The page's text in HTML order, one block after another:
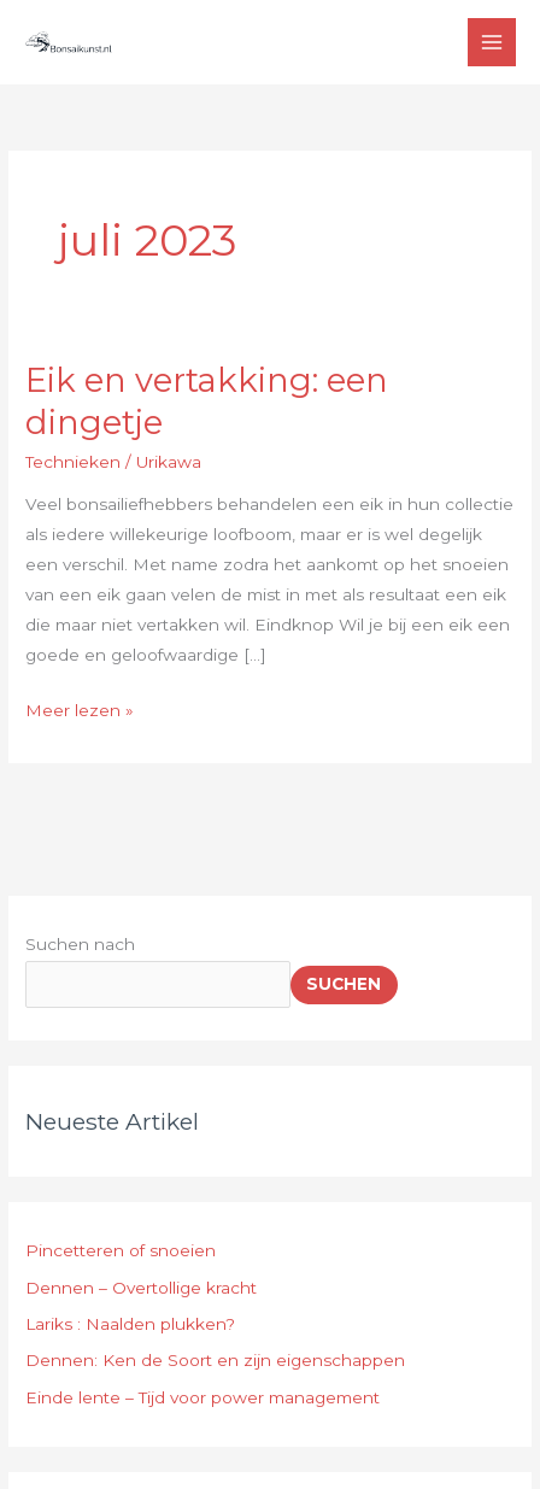
naar
juli 2023
Eik en vertakking: een
dingetje
Technieken / Urikawa
Veel bonsailiefhebbers behandelen een eik in hun collectie
als iedere willekeurige loofboom, maar er is wel degelijk
een verschil. Met name zodra het aankomt op het snoeien
van een eik gaan velen de mist in met als resultaat een eik
die maar niet vertakken wil. Eindknop Wil je bij een eik een
goede en geloofwaardige […]
Eik
vertakking:
een
dingetje
Meer lezen »
Suchen nach
SUCHEN
Neueste Artikel
Pincetteren of snoeien
Dennen – Overtollige kracht
Lariks : Naalden plukken?
Dennen: Ken de Soort en zijn eigenschappen
Einde lente – Tijd voor power management